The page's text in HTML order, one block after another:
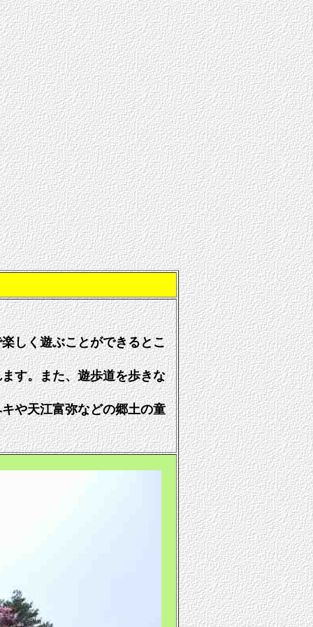
しく遊ぶことができるとこ
す。また、遊歩道を歩きな
や天江富弥などの郷土の童